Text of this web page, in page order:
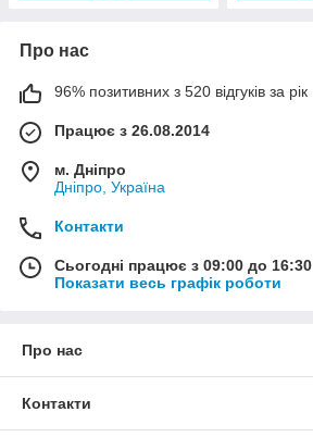
Про нас
96% позитивних з 520 відгуків за рік
Працює з 26.08.2014
м. Дніпро
Дніпро, Україна
Контакти
Сьогодні працює з 09:00 до 16:30
Показати весь графік роботи
Про нас
Контакти